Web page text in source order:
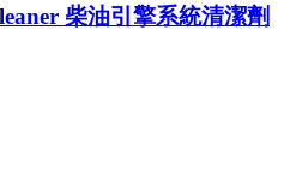
柴油引擎系統清潔劑